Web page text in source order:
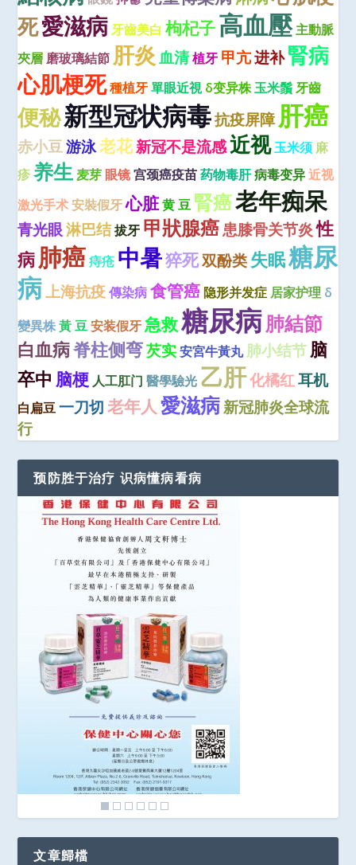
死愛滋病 牙齒美白 枸杞子高血壓主動脈
夾層 磨玻璃結節 肝炎 血清植牙 甲亢进补腎病
心肌梗死種植牙 單眼近視 δ变异株玉米鬚 牙齒
便秘新型冠状病毒抗疫屏障 肝癌
赤小豆游泳老花新冠不是流感近视玉米须 麻
疹 养生 麦芽 眼镜 宫颈癌疫苗 药物毒肝病毒变异 近视
激光手术 安裝假牙 心脏黄 豆 腎癌老年痴呆
青光眼淋巴结拔牙 甲狀腺癌患膝骨关节炎 性
病肺癌 痔疮 中暑猝死双酚类失眠糖尿
病上海抗疫 傳染病 食管癌 隐形并发症 居家护理 δ
變異株黃 豆 安装假牙 急救糖尿病肺結節
白血病脊柱侧弯芡实 安宮牛黃丸 肺小结节脑
卒中 脑梗 人工肛门 醫學驗光 乙肝化橘红耳机
白扁豆 一刀切 老年人 愛滋病新冠肺炎全球流
行
预防胜于治疗 识病懂病看病
文章歸檔